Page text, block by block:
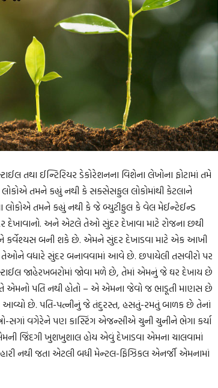
તથા ઈન્ટિરિયર ડેકોરેશનના વિશેના લેખોના ફોટામાં તમે
તમને કહ્યું નથી કે સક્સેસફુલ લોકોમાંથી કેટલાને
લોકોએ તમને કહ્યું નથી કે જે બ્યુટીફુલ કે વેલ મેઈન્ટેઈન્ડ
અને એટલે તેઓ સુંદર દેખાવા માટે રોજના છથી
કર્વેશ્યસ બની શકે છે. એમને સુંદર દેખાડવા માટે એક આખી
વધારે સુંદર બનાવવામાં આવે છે. છપાયેલી તસવીરો પર
જાહેરખબરોમાં જોવા મળે છે, તેમાં એમનું જે ઘર દેખાય છે
પતિ નથી હોતો – એ એમના જેવો જ ભાડૂતી માણસ છે
આવ્યો છે. પતિ-પત્નીનું જે તંદુરસ્ત, હસતું-રમતું બાળક છે તેનાં
સગાં વગેરેને પણ કાસ્ટિંગ એજન્સીએ ચુની ચુનીને ભેગા કર્યા
જિંદગી ખુશખુશાલ હોય એવું દેખાડવા એમના ચાલવામાં
નથી જતા એટલી બધી મેન્ટલ-ફિઝિકલ એનર્જી એમનામાં